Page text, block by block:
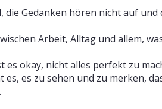
die Gedanken hören nicht auf
Arbeit, Alltag und allem,
es okay, nicht alles perfekt zu
es, es zu sehen und zu merken,